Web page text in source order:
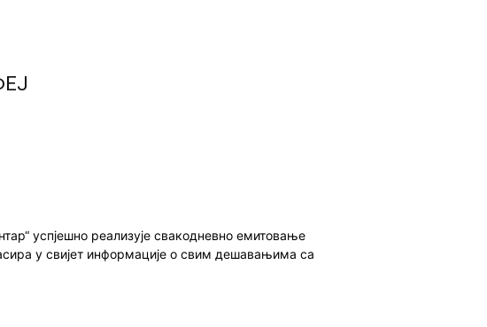
успјешно реализује свакодневно емитовање
у свијет информације о свим дешавањима са